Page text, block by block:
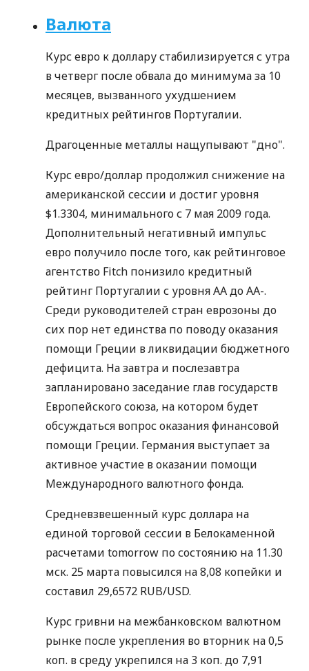
Валюта
Курс евро к доллару стабилизируется с утра
в четверг после обвала до минимума за 10
месяцев, вызванного ухудшением
кредитных рейтингов Португалии.
Драгоценные металлы нащупывают "дно".
Курс евро/доллар продолжил снижение на
американской сессии и достиг уровня
$1.3304, минимального с 7 мая 2009 года.
Дополнительный негативный импульс
евро получило после того, как рейтинговое
агентство Fitch понизило кредитный
рейтинг Португалии с уровня AA до AA-.
Среди руководителей стран еврозоны до
сих пор нет единства по поводу оказания
помощи Греции в ликвидации бюджетного
дефицита. На завтра и послезавтра
запланировано заседание глав государств
Европейского союза, на котором будет
обсуждаться вопрос оказания финансовой
помощи Греции. Германия выступает за
активное участие в оказании помощи
Международного валютного фонда.
Средневзвешенный курс доллара на
единой торговой сессии в Белокаменной
расчетами tomorrow по состоянию на 11.30
мск. 25 марта повысился на 8,08 копейки и
составил 29,6572 RUB/USD.
Курс гривни на межбанковском валютном
рынке после укрепления во вторник на 0,5
коп. в среду укрепился на 3 коп. до 7,91